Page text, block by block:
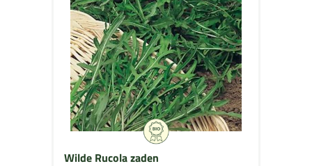
Wilde Rucola zaden